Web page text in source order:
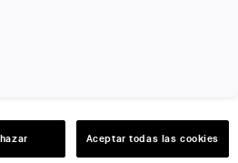
Aceptar todas las cookies